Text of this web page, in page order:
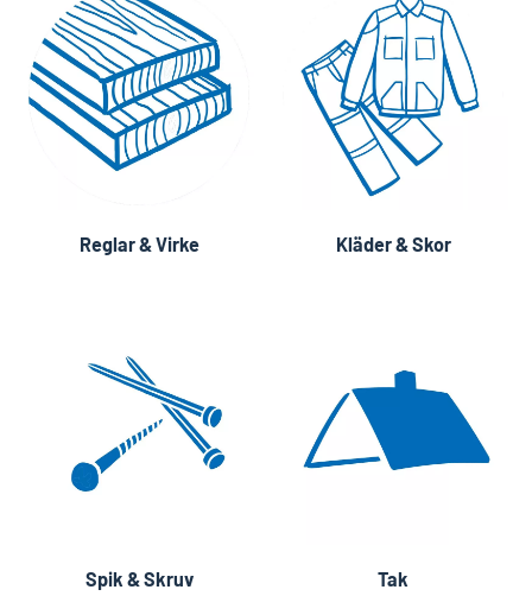
Reglar & Virke Kläder & Skor
Spik & Skruv Tak